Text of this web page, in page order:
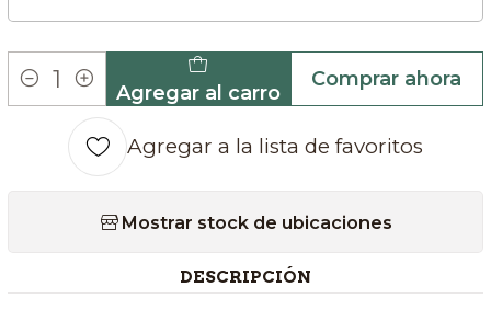
Cantidad Agregar al carro
Comprar ahora
Agregar a la lista de favoritos
Mostrar stock de ubicaciones
DESCRIPCIÓN